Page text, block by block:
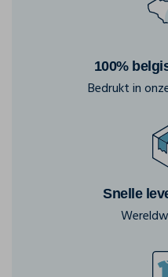
100%
Bedrukt in
Snelle